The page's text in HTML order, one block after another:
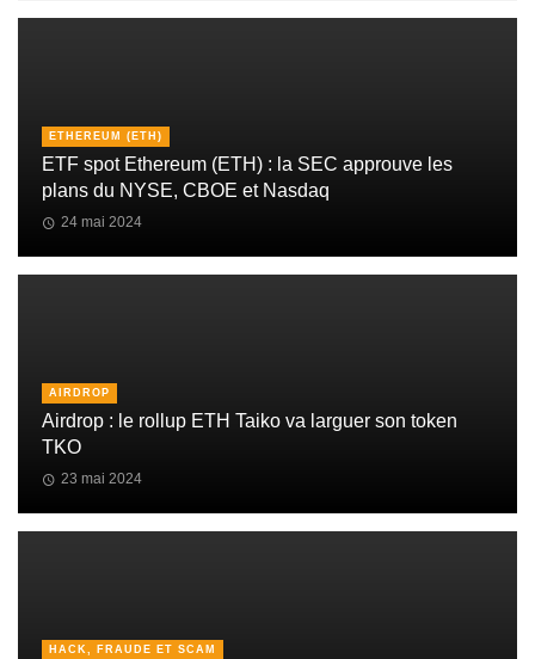
ETHEREUM (ETH)
ETF spot Ethereum (ETH) : la SEC approuve les
plans du NYSE, CBOE et Nasdaq
24 mai 2024
AIRDROP
Airdrop : le rollup ETH Taiko va larguer son token
TKO
23 mai 2024
HACK, FRAUDE ET SCAM